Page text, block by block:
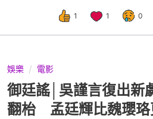
1 1 0
娛樂 電影
御廷謠│吳謹言復出
翻枱 孟廷輝比魏瓔珞